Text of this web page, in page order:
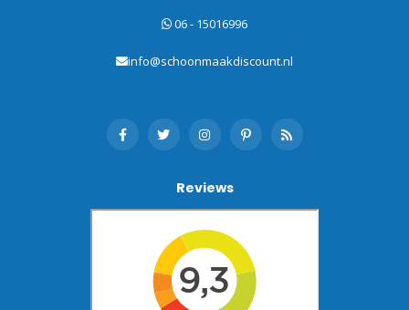
06 - 15016996
info@schoonmaakdiscount.nl
Reviews